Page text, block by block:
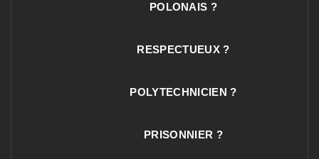
POLONAIS ?
RESPECTUEUX ?
POLYTECHNICIEN ?
PRISONNIER ?